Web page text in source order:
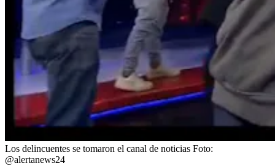
Los delincuentes se tomaron el canal de noticias Foto:
@alertanews24